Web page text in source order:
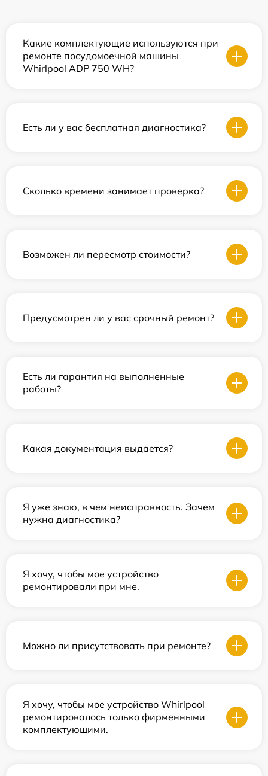
Какие комплектующие используются при
ремонте посудомоечной машины
Whirlpool ADP 750 WH?
Есть ли у вас бесплатная диагностика?
Сколько времени занимает проверка?
Возможен ли пересмотр стоимости?
Предусмотрен ли у вас срочный ремонт?
Есть ли гарантия на выполненные
работы?
Какая документация выдается?
Я уже знаю, в чем неисправность. Зачем
нужна диагностика?
Я хочу, чтобы мое устройство
ремонтировали при мне.
Можно ли присутствовать при ремонте?
Я хочу, чтобы мое устройство Whirlpool
ремонтировалось только фирменными
комплектующими.